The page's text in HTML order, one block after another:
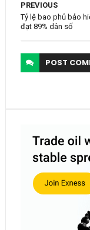
PREVIOUS
Tỷ lệ bao phủ bảo
đạt 89% dân số
POST